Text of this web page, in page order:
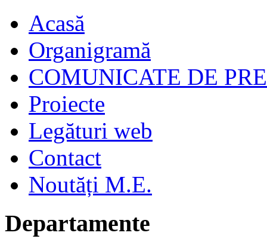
Acasă
Organigramă
COMUNICATE DE
Proiecte
Legături web
Contact
Noutăți M.E.
Departamente